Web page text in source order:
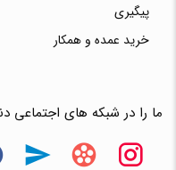
پیگیری
خرید عمده و همکار
ما را در شبکه های اجتماعی